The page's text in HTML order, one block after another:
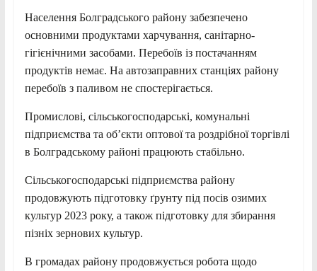
Населення Болградського району забезпечено
основними продуктами харчування, санітарно-
гігієнічними засобами. Перебоїв із постачанням
продуктів немає. На автозаправних станціях району
перебоїв з паливом не спостерігається.
Промислові, сільськогосподарські, комунальні
підприємства та об’єкти оптової та роздрібної торгівлі
в Болградському районі працюють стабільно.
Сільськогосподарські підприємства району
продовжують підготовку ґрунту під посів озимих
культур 2023 року, а також підготовку для збирання
пізніх зернових культур.
В громадах району продовжується робота щодо